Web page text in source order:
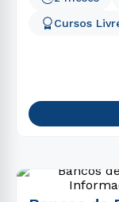
Cursos